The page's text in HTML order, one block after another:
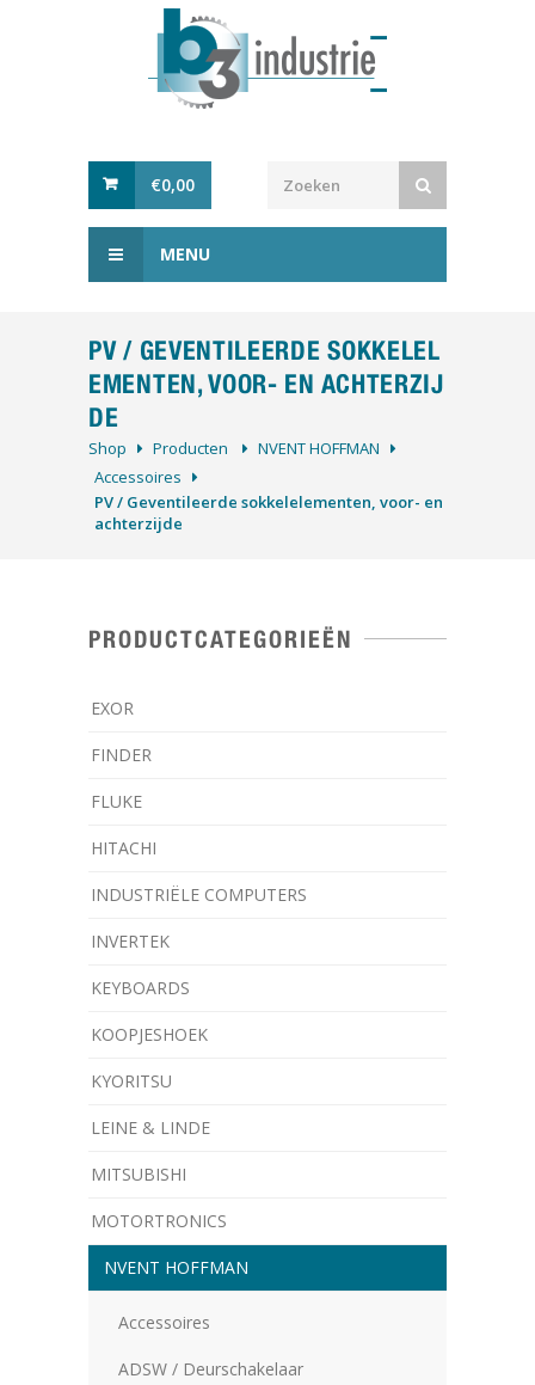
€0,00
MENU
PV / GEVENTILEERDE SOKKELEL
EMENTEN, VOOR- EN ACHTERZIJ
DE
Shop Producten
NVENT HOFFMAN
Accessoires
PV / Geventileerde sokkelelementen, voor- en
achterzijde
PRODUCTCATEGORIEËN
EXOR
FINDER
FLUKE
HITACHI
INDUSTRIËLE COMPUTERS
INVERTEK
KEYBOARDS
KOOPJESHOEK
KYORITSU
LEINE & LINDE
MITSUBISHI
MOTORTRONICS
NVENT HOFFMAN
Accessoires
ADSW / Deurschakelaar